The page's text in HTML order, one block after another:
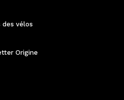
des vélos
Origine